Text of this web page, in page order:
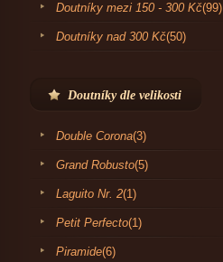
Doutníky mezi 150 - 300 Kč(99)
Doutníky nad 300 Kč(50)
Doutníky dle velikosti
Double Corona(3)
Grand Robusto(5)
Laguito Nr. 2(1)
Petit Perfecto(1)
Piramide(6)